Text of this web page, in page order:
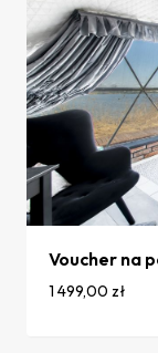
Voucher na
1 499,00 zł